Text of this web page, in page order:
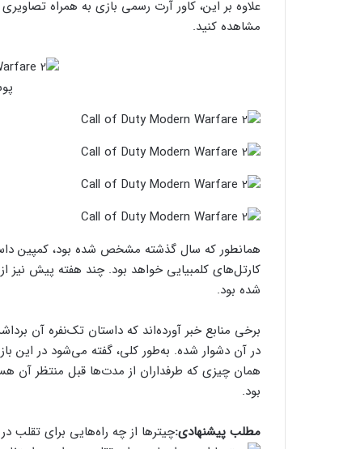
علاوه بر این، کاور آرت رسمی بازی به همراه
مشاهده کنید.
شده بود.
همان چیزی که طرفداران از مدت‌ها قبل منتظر آن
بود.
مطلب پیشنهادی:چیترها از چه‌ راه‌هایی برای تقلب